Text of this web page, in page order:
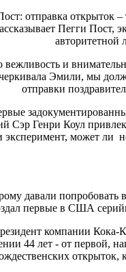
Пегги Пост,
авторитетной
вежливость и
Эмили, мы
отправки
Сэр Генри Коул
эксперимент, может ли
давали
первые в США
компании Кока-
44 лет - от первой,